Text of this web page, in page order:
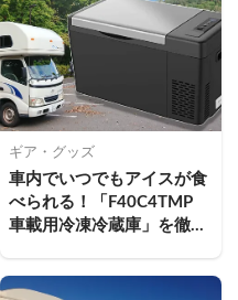
ギア・グッズ
車内でいつでもアイスが食
べられる！「F40C4TMP
車載用冷凍冷蔵庫」を徹底